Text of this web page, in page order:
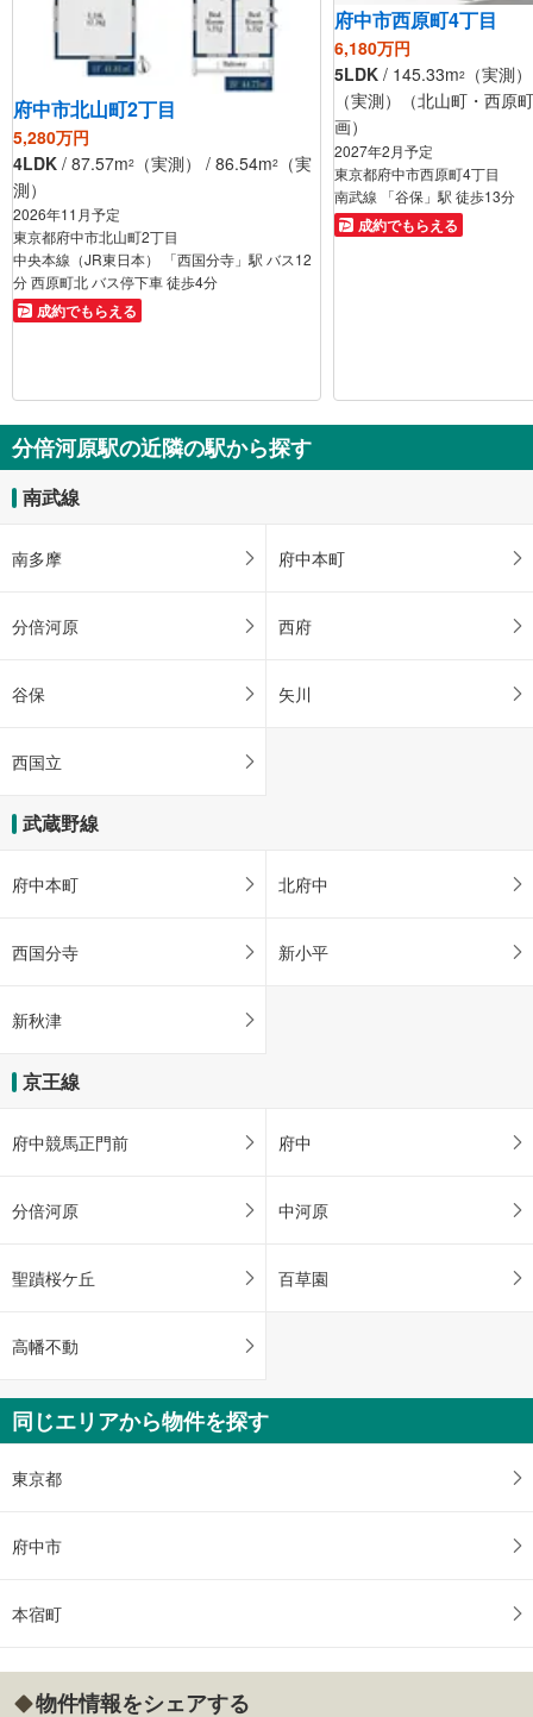
府中市北山町2丁目
5,280万円
4LDK / 87.57m2 （実測） / 86.54m2
（実
測）
2026年11月予定
東京都府中市北山町2丁目
中央本線（JR東日本） 「西国分寺」駅 バス12
分 西原町北 バス停下車 徒歩4分
成約でもらえる
府中市西原町4丁目
6,180万円
5LDK / 145.33m2
（実測
（実測）（北山町・西原
画）
2027年2月予定
東京都府中市西原町4丁目
南武線 「谷保」駅 徒歩13分
成約でもらえる
分倍河原駅の近隣の駅から探す
南武線
南多摩 府中本町
分倍河原 西府
谷保 矢川
西国立
武蔵野線
府中本町 北府中
西国分寺 新小平
新秋津
京王線
府中競馬正門前 府中
分倍河原 中河原
聖蹟桜ケ丘 百草園
高幡不動
同じエリアから物件を探す
東京都
府中市
本宿町
物件情報をシェアする